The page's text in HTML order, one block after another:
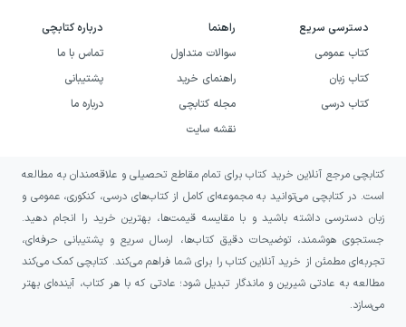
دسترسی سریع
کتاب عمومی
کتاب زبان
کتاب درسی
راهنما
سوالات متداول
راهنمای خرید
مجله کتابچی
نقشه سایت
درباره کتابچی
تماس با ما
پشتیبانی
درباره ما
کتابچی مرجع آنلاین خرید کتاب برای تمام مقاطع تحصیلی و علاقه‌مندان به مطالعه
است. در کتابچی می‌توانید به مجموعه‌ای کامل از کتاب‌های درسی، کنکوری، عمومی و
زبان دسترسی داشته باشید و با مقایسه قیمت‌ها، بهترین خرید را انجام دهید.
جستجوی هوشمند، توضیحات دقیق کتاب‌ها، ارسال سریع و پشتیبانی حرفه‌ای،
تجربه‌ای مطمئن از خرید آنلاین کتاب را برای شما فراهم می‌کند. کتابچی کمک می‌کند
مطالعه به عادتی شیرین و ماندگار تبدیل شود؛ عادتی که با هر کتاب، آینده‌ای بهتر
می‌سازد.